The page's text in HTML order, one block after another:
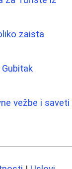
zaista
vežbe i saveti